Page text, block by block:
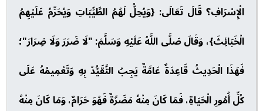
الْإِسْرَافِ؟ قَالَ تَعَالَى: {وَيُحِلُّ لَهُمُ الطَّيِّبَاتِ وَيُحَرِّمُ عَلَيْهِمُ
الْخَبَائِثَ}، وَقَالَ صَلَّى اللَّهُ عَلَيْهِ وَسَلَّمَ: "لَا ضَرَرَ وَلَا ضِرَارَ"؛
فَهَذَا الْحَدِيثُ قَاعِدَةٌ عَامَّةٌ يَجِبُ التَّقَيُّدُ بِهِ وَتَعْمِيمُهُ عَلَى
كُلِّ أُمُورِ الْحَيَاةِ، فَمَا كَانَ مِنْهُ مَضَرَّةٌ فَهُوَ حَرَامٌ، وَمَا كَانَ مِنْهُ